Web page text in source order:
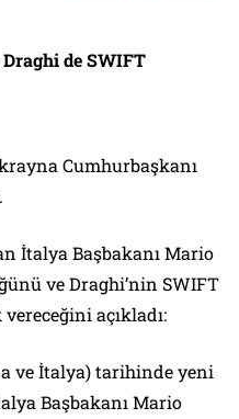
de SWIFT
Cumhurbaşkanı
İtalya Başbakanı Mario
ve Draghi’nin SWIFT
açıkladı:
ve İtalya) tarihinde yeni
Başbakanı Mario